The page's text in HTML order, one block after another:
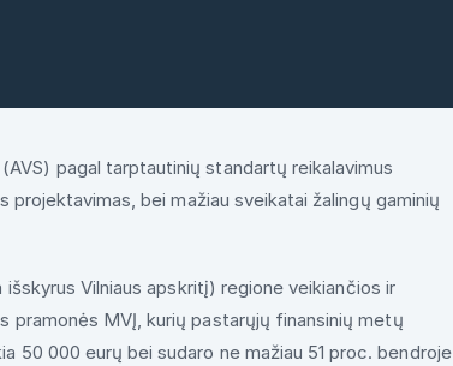
pagal tarptautinių standartų reikalavimus
bei mažiau sveikatai žalingų gaminių
Vilniaus apskritį) regione veikiančios ir
pramonės MVĮ, kurių pastarųjų finansinių metų
50 000 eurų bei sudaro ne mažiau 51 proc. bendroje